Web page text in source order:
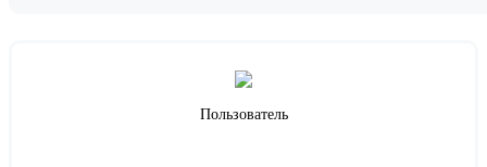
Пользователь